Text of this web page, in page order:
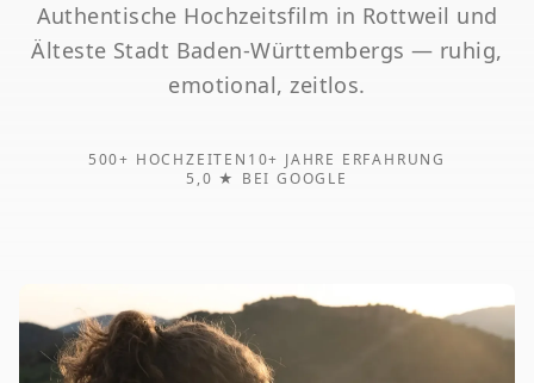
Authentische Hochzeitsfilm in Rottweil und
Älteste Stadt Baden-Württembergs — ruhig,
emotional, zeitlos.
500+ HOCHZEITEN 10+ JAHRE ERFAHRUNG
5,0 ★ BEI GOOGLE